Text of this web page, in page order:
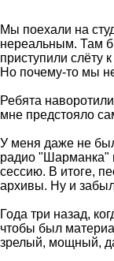
Мы поехали на
нереальным. Там
приступили слёту
Но почему-то мы
Ребята
мне предстояло
У меня даже не
радио "Шарманка"
сессию. В итоге,
архивы. Ну и
Года три назад,
чтобы был
зрелый, мощный,